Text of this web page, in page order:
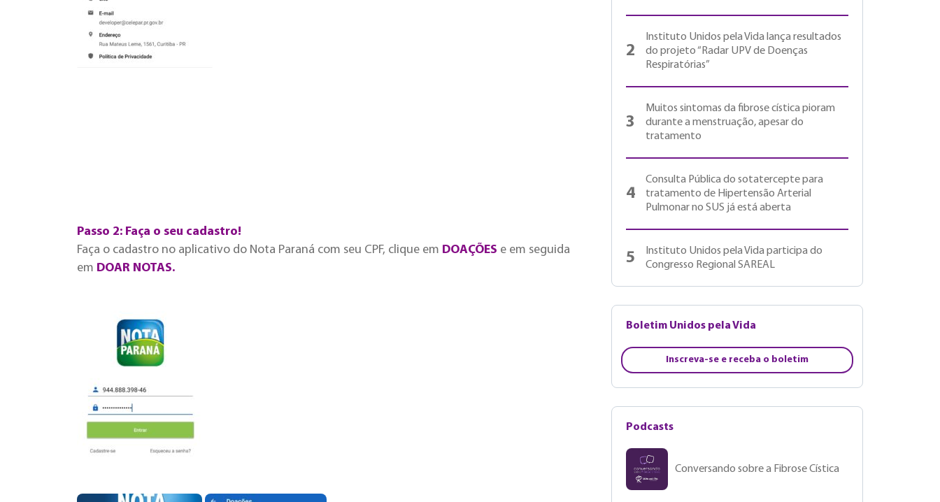
Passo 2: Faça o seu cadastro!
Faça o cadastro no aplicativo do Nota Paraná com seu CPF, clique em DOAÇÕES e em seguida
em DOAR NOTAS.
2
Instituto Unidos pela Vida lança resultados
do projeto “Radar UPV de Doenças
Respiratórias”
3
Muitos sintomas da fibrose cística pioram
durante a menstruação, apesar do
tratamento
4
Consulta Pública do sotatercepte para
tratamento de Hipertensão Arterial
Pulmonar no SUS já está aberta
5
Instituto Unidos pela Vida participa do
Congresso Regional SAREAL
Boletim Unidos pela Vida
Inscreva-se e receba o boletim
Podcasts
Conversando sobre a Fibrose Cística